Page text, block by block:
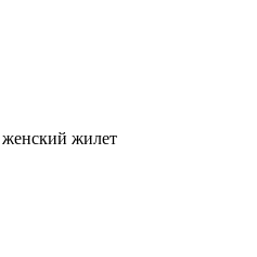
женский жилет